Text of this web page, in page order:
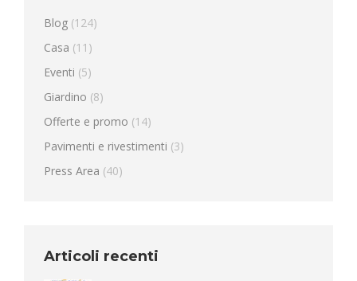
Blog (124)
Casa (11)
Eventi (5)
Giardino (8)
Offerte e promo (14)
Pavimenti e rivestimenti (3)
Press Area (40)
Articoli recenti